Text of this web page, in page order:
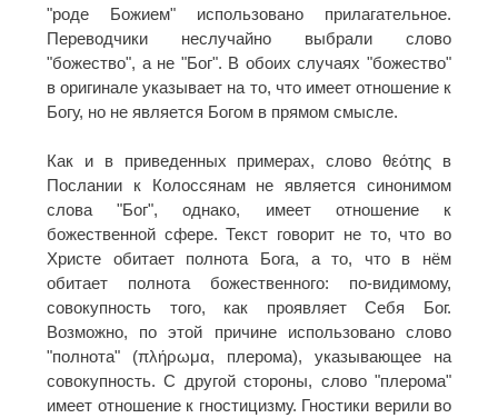
"роде Божием" использовано прилагательное.
Переводчики неслучайно выбрали слово
"божество", а не "Бог". В обоих случаях "божество"
в оригинале указывает на то, что имеет отношение к
Богу, но не является Богом в прямом смысле.
Как и в приведенных примерах, слово θεότης в
Послании к Колоссянам не является синонимом
слова "Бог", однако, имеет отношение к
божественной сфере. Текст говорит не то, что во
Христе обитает полнота Бога, а то, что в нём
обитает полнота божественного: по-видимому,
совокупность того, как проявляет Себя Бог.
Возможно, по этой причине использовано слово
"полнота" (πλήρωμα, плерома), указывающее на
совокупность. С другой стороны, слово "плерома"
имеет отношение к гностицизму. Гностики верили во